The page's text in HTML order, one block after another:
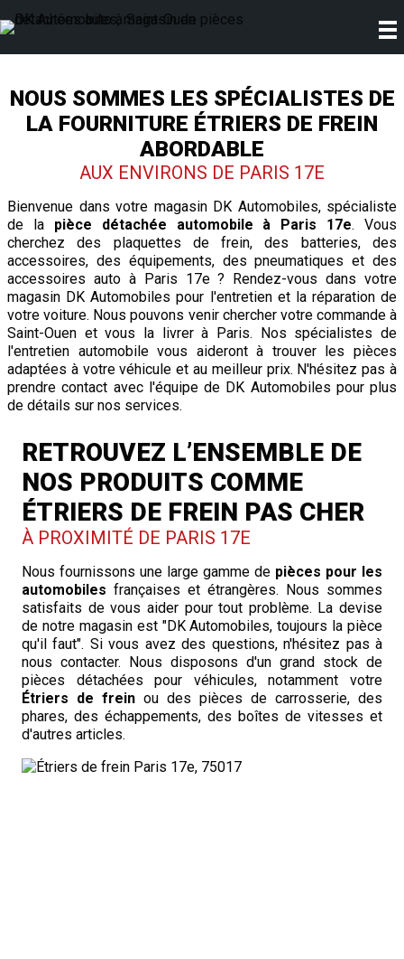
NOUS SOMMES LES SPÉCIALISTES DE
LA FOURNITURE ÉTRIERS DE FREIN
ABORDABLE
AUX ENVIRONS DE PARIS 17E
Bienvenue dans votre magasin DK Automobiles, spécialiste
de la pièce détachée automobile à Paris 17e. Vous
cherchez des plaquettes de frein, des batteries, des
accessoires, des équipements, des pneumatiques et des
accessoires auto à Paris 17e ? Rendez-vous dans votre
magasin DK Automobiles pour l'entretien et la réparation de
votre voiture. Nous pouvons venir chercher votre commande à
Saint-Ouen et vous la livrer à Paris. Nos spécialistes de
l'entretien automobile vous aideront à trouver les pièces
adaptées à votre véhicule et au meilleur prix. N'hésitez pas à
prendre contact avec l'équipe de DK Automobiles pour plus
de détails sur nos services.
RETROUVEZ L’ENSEMBLE DE
NOS PRODUITS COMME
ÉTRIERS DE FREIN PAS CHER
À PROXIMITÉ DE PARIS 17E
Nous fournissons une large gamme de pièces pour les
automobiles françaises et étrangères. Nous sommes
satisfaits de vous aider pour tout problème. La devise
de notre magasin est "DK Automobiles, toujours la pièce
qu'il faut". Si vous avez des questions, n'hésitez pas à
nous contacter. Nous disposons d'un grand stock de
pièces détachées pour véhicules, notamment votre
Étriers de frein ou des pièces de carrosserie, des
phares, des échappements, des boîtes de vitesses et
d'autres articles.